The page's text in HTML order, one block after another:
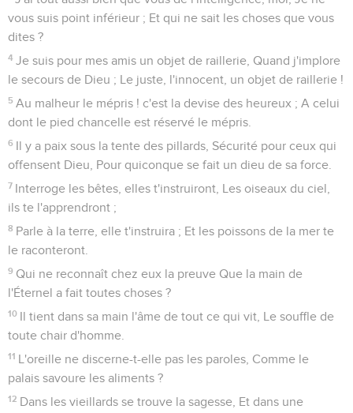
vous suis point inférieur ; Et qui ne sait les choses que vous
dites ?
4 Je suis pour mes amis un objet de raillerie, Quand j'implore
le secours de Dieu ; Le juste, l'innocent, un objet de raillerie !
5 Au malheur le mépris ! c'est la devise des heureux ; A celui
dont le pied chancelle est réservé le mépris.
6 Il y a paix sous la tente des pillards, Sécurité pour ceux qui
offensent Dieu, Pour quiconque se fait un dieu de sa force.
7 Interroge les bêtes, elles t'instruiront, Les oiseaux du ciel,
ils te l'apprendront ;
8 Parle à la terre, elle t'instruira ; Et les poissons de la mer te
le raconteront.
9 Qui ne reconnaît chez eux la preuve Que la main de
l'Éternel a fait toutes choses ?
10 Il tient dans sa main l'âme de tout ce qui vit, Le souffle de
toute chair d'homme.
11 L'oreille ne discerne-t-elle pas les paroles, Comme le
palais savoure les aliments ?
12 Dans les vieillards se trouve la sagesse, Et dans une